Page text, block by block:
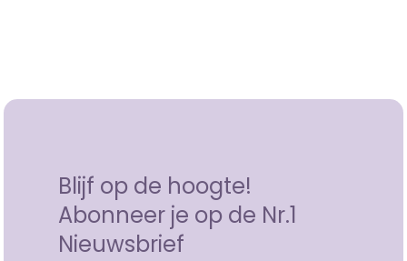
Blijf op de hoogte!
Abonneer je op de Nr.1
Nieuwsbrief